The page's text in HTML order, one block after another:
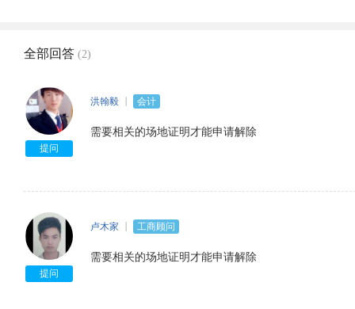
全部回答 (2)
提问
洪翰毅 会计
需要相关的场地证明才能申请解除
提问
卢木家 工商顾问
需要相关的场地证明才能申请解除